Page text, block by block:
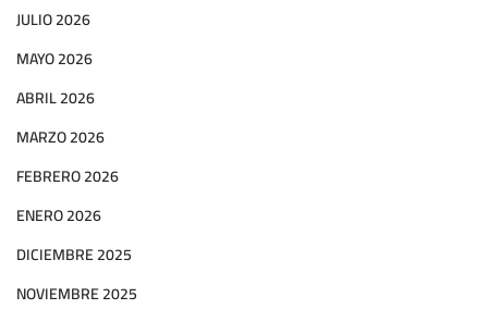
JULIO 2026
MAYO 2026
ABRIL 2026
MARZO 2026
FEBRERO 2026
ENERO 2026
DICIEMBRE 2025
NOVIEMBRE 2025